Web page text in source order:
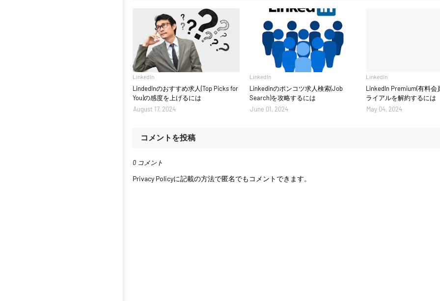
LinkedIn
LindedInのおすすめ求人(Top Picks for
You)の感度を上げるには
August 17, 2024
LinkedIn
Linkedinのポンコツ求人検索(Job
Search)を攻略するには
June 01, 2024
LinkedIn
LinkedIn Premium(有料会
ライアルを解約するには
May 04, 2024
コメントを投稿
0 コメント
Privacy Policyに記載の方法で匿名でもコメントできます。